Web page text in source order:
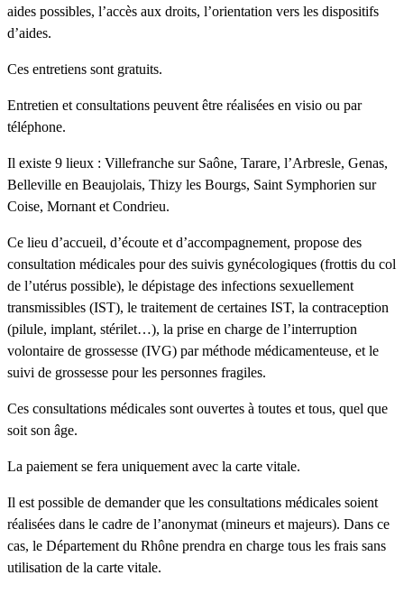
aides possibles, l’accès aux droits, l’orientation vers les dispositifs
d’aides.
Ces entretiens sont gratuits.
Entretien et consultations peuvent être réalisées en visio ou par
téléphone.
Il existe 9 lieux : Villefranche sur Saône, Tarare, l’Arbresle, Genas,
Belleville en Beaujolais, Thizy les Bourgs, Saint Symphorien sur
Coise, Mornant et Condrieu.
Ce lieu d’accueil, d’écoute et d’accompagnement, propose des
consultation médicales pour des suivis gynécologiques (frottis du col
de l’utérus possible), le dépistage des infections sexuellement
transmissibles (IST), le traitement de certaines IST, la contraception
(pilule, implant, stérilet…), la prise en charge de l’interruption
volontaire de grossesse (IVG) par méthode médicamenteuse, et le
suivi de grossesse pour les personnes fragiles.
Ces consultations médicales sont ouvertes à toutes et tous, quel que
soit son âge.
La paiement se fera uniquement avec la carte vitale.
Il est possible de demander que les consultations médicales soient
réalisées dans le cadre de l’anonymat (mineurs et majeurs). Dans ce
cas, le Département du Rhône prendra en charge tous les frais sans
utilisation de la carte vitale.